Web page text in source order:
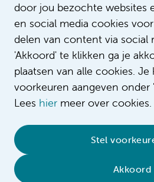
door jou bezochte websites
en social media cookies
delen van content via social
'Akkoord' te klikken ga je
plaatsen van alle cookies.
voorkeuren aangeven onder
Lees hier meer over cookies.
Stel
Akkoord
Cookieverklaring •